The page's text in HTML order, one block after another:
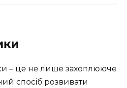
– це не лише захоплююче
спосіб розвивати